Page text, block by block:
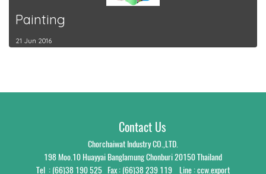
Painting
21 Jun 2016
Contact Us
Chorchaiwat Industry CO.,LTD.
198 Moo.10 Huayyai Banglamung Chonburi 20150 Thailand
Tel : (66)38 190 525‬ Fax : (66)38 239 119 Line : ccw.export